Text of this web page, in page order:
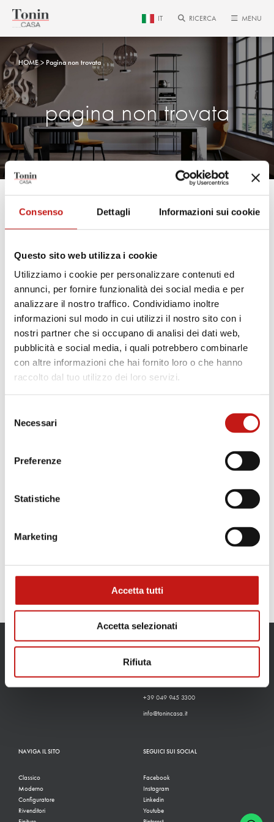
Consenso Dettagli Informazioni sui cookie
Questo sito web utilizza i cookie
Utilizziamo i cookie per personalizzare contenuti ed
annunci, per fornire funzionalità dei social media e per
analizzare il nostro traffico. Condividiamo inoltre
informazioni sul modo in cui utilizzi il nostro sito con i
nostri partner che si occupano di analisi dei dati web,
pubblicità e social media, i quali potrebbero combinarle
con altre informazioni che hai fornito loro o che hanno
raccolto dal tuo utilizzo dei loro servizi.
delNecessari
Preferenze
Statistiche
Marketing
Accetta tutti
Accetta selezionati
Rifiuta
IT RICERCA MENU
HOME Pagina non trovata
pagina non trovata
La pagina che hai cercato non è
più disponibile.
Utilizza il menu principale per raggiungere la pagina che
stavi cercando.
CONTATTI
+39 049 945 3300
info@tonincasa.it
NAVIGA IL SITO
Classico
Moderno
Configuratore
Rivenditori
SEGUICI SUI SOCIAL
Facebook
Instagram
Linkedin
Youtube